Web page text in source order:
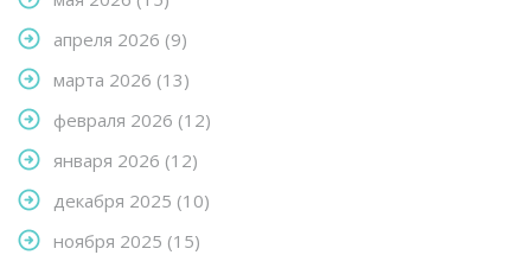
апреля 2026 (9)
марта 2026 (13)
февраля 2026 (12)
января 2026 (12)
декабря 2025 (10)
ноября 2025 (15)